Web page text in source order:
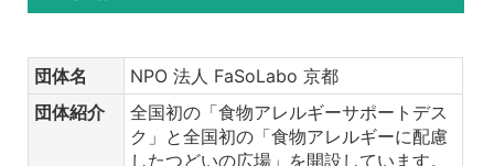
団体名
NPO 法人 FaSoLabo 京都
団体紹介
全国初の「食物アレルギーサポートデス
ク」と全国初の「食物アレルギーに配慮
したつどいの広場」を開設しています。